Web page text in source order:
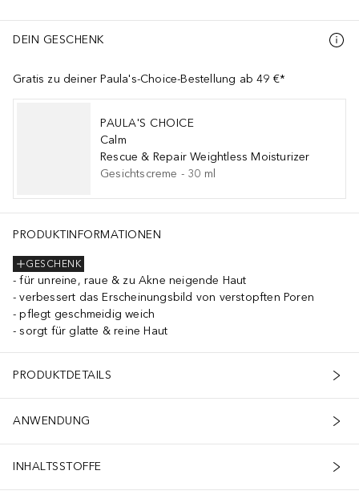
DEIN GESCHENK
Gratis zu deiner Paula's-Choice-Bestellung ab 49 €*
PAULA'S CHOICE
Calm
Rescue & Repair Weightless Moisturizer
Gesichtscreme - 30 ml
PRODUKTINFORMATIONEN
GESCHENK
für unreine, raue & zu Akne neigende Haut
verbessert das Erscheinungsbild von verstopften Poren
pflegt geschmeidig weich
sorgt für glatte & reine Haut
PRODUKTDETAILS
ANWENDUNG
INHALTSSTOFFE